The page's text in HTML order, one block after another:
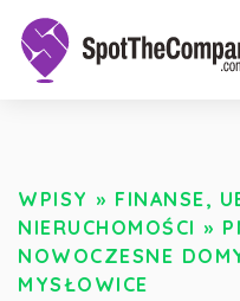
WPISY » FINANSE,
NIERUCHOMOŚCI »
NOWOCZESNE
MYSŁOWICE